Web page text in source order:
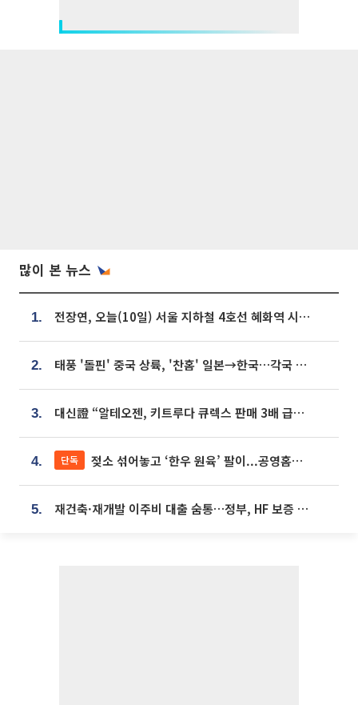
많이 본 뉴스
1. 전장연, 오늘(10일) 서울 지하철 4호선 혜화역 시위…1호선 용산역 무정차
2. 태풍 '돌핀' 중국 상륙, '찬홈' 일본→한국…각국 기상청 예상 경로는?
3. 대신證 “알테오젠, 키트루다 큐렉스 판매 3배 급증…목표가 41만원 상향”
4. 단독 젖소 섞어놓고 ‘한우 원육’ 팔이...공영홈쇼핑 표기·검증 구멍
5. 재건축·재개발 이주비 대출 숨통…정부, HF 보증 신설 추진